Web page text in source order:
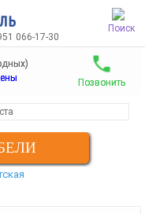
Поиск
066-17-30
Позвонить